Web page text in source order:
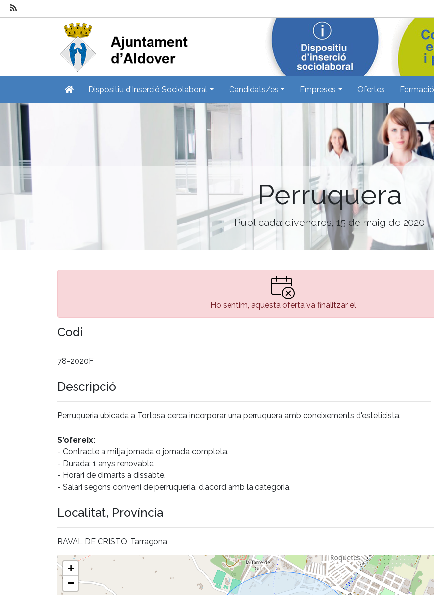
Dispositiu d'Inserció Sociolaboral Candidats/es Empreses Ofertes Formació
Perruquera
Publicada: divendres, 15 de maig de 2020
Ho sentim, aquesta oferta va finalitzar el
Codi
78-2020F
Descripció
Perruqueria ubicada a Tortosa cerca incorporar una perruquera amb coneixements d'esteticista.
S'ofereix:
- Contracte a mitja jornada o jornada completa.
- Durada: 1 anys renovable.
- Horari de dimarts a dissabte.
- Salari segons conveni de perruqueria, d'acord amb la categoria.
Localitat, Província
RAVAL DE CRISTO, Tarragona
+
−